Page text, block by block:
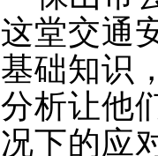
这堂交通
基础知识
分析让他
况下的应